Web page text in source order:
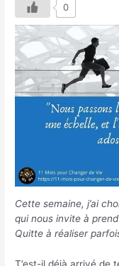
0
Cette semaine, j’ai
qui nous invite à
Quitte à réaliser